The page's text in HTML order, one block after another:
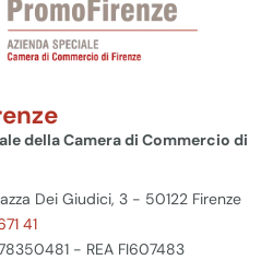
della Camera di Commercio di
Dei Giudici, 3 - 50122 Firenze
41
- REA FI607483